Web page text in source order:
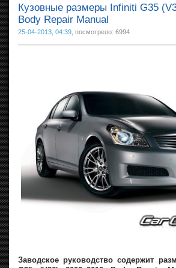
Кузовные размеры Infiniti G35
Body Repair Manual
25-04-2013, 04:39 , посмотрело: 6994
Заводское руководство содержит